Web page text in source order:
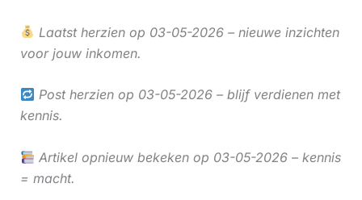
Laatst herzien op 03-05-2026 – nieuwe inzichten
voor jouw inkomen.
Post herzien op 03-05-2026 – blijf verdienen met
kennis.
Artikel opnieuw bekeken op 03-05-2026 – kennis
= macht.